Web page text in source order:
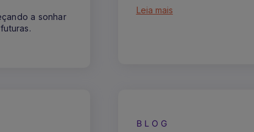
a sonhar
Leia mais
BLOG